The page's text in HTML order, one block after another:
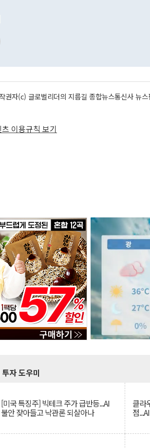
권자(c) 글로벌리더의 지름길 종합뉴스통신사 뉴
이용규칙 보기
자 도우미
[미국 특징주] 빅테크 주가 급반등...AI
불안 잦아들고 낙관론 되살아나
클라
점